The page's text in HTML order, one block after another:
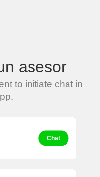
asesor
to initiate chat in
Chat